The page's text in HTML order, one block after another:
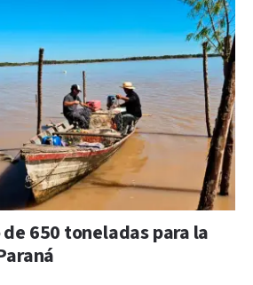
650 toneladas para la